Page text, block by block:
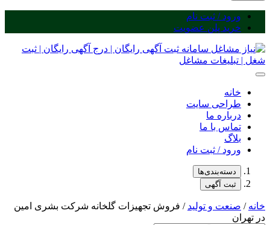
ورود / ثبت نام
خرید پلن عضویت
خانه
طراحی سایت
درباره ما
تماس با ما
بلاگ
ورود / ثبت نام
دسته‌بندی‌ها
ثبت آگهی
خانه/ صنعت و تولید/ فروش تجهیزات گلخانه شرکت بشری امین
در تهران